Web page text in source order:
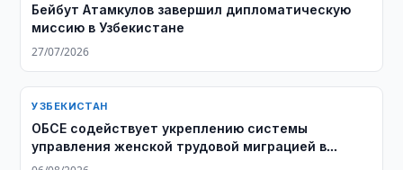
Бейбут Атамкулов завершил дипломатическую
миссию в Узбекистане
27/07/2026
УЗБЕКИСТАН
ОБСЕ содействует укреплению системы
управления женской трудовой миграцией в
Узбекистане